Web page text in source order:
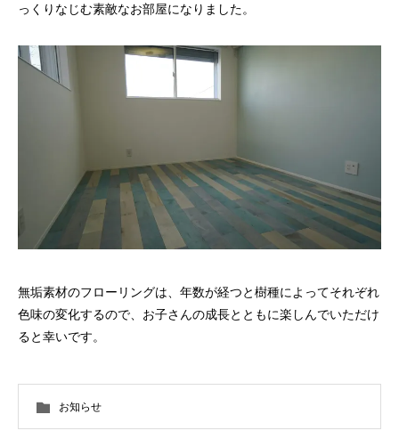
っくりなじむ素敵なお部屋になりました。
無垢素材のフローリングは、年数が経つと樹種によってそれぞれ
色味の変化するので、お子さんの成長とともに楽しんでいただけ
ると幸いです。
お知らせ